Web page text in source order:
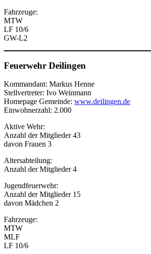
Fahrzeuge:
MTW
LF 10/6
GW-L2
Feuerwehr Deilingen
Kommandant: Markus Henne
Stellvertreter: Ivo Weinmann
Homepage Gemeinde: www.deilingen.de
Einwohnerzahl: 2.000
Aktive Wehr:
Anzahl der Mitglieder 43
davon Frauen 3
Altersabteilung:
Anzahl der Mitglieder 4
Jugendfeuerwehr:
Anzahl der Mitglieder 15
davon Mädchen 2
Fahrzeuge:
MTW
MLF
LF 10/6